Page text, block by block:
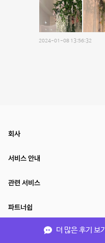
2024-01-08 13:56:32
더 많은 후기 보기
회사
서비스 안내
관련 서비스
파트너쉽
서비스 제공 국가